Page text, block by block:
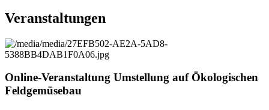
Veranstaltungen
Online-Veranstaltung Umstellung auf Ökologischen
Feldgemüsebau